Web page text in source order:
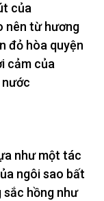
của
nên từ hương
đỏ hòa quyện
cảm của
nước
như một tác
ngôi sao bất
sắc hồng như